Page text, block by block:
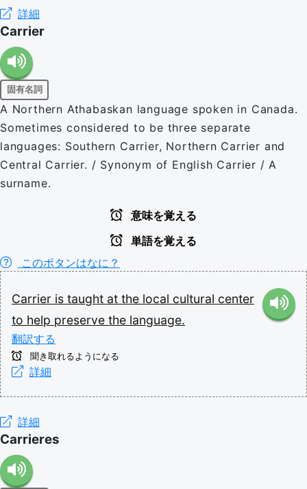
詳細
Carrier
固有名詞
A Northern Athabaskan language spoken in Canada.
Sometimes considered to be three separate
languages: Southern Carrier, Northern Carrier and
Central Carrier. / Synonym of English Carrier / A
surname.
意味を覚える
単語を覚える
このボタンはなに？
Carrier is taught at the local cultural center
to help preserve the language.
翻訳する
聞き取れるようになる
詳細
詳細
Carrieres